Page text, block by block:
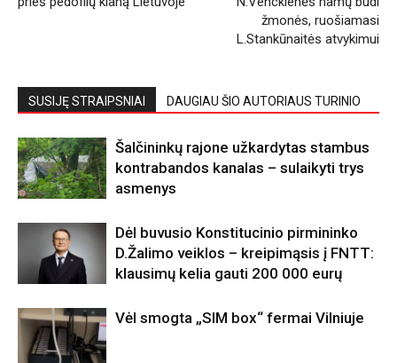
žmonės, ruošiamasi
L.Stankūnaitės atvykimui
SUSIJĘ STRAIPSNIAI DAUGIAU ŠIO AUTORIAUS TURINIO
Šalčininkų rajone užkardytas stambus
kontrabandos kanalas – sulaikyti trys
asmenys
Dėl buvusio Konstitucinio pirmininko
D.Žalimo veiklos – kreipimąsis į FNTT:
klausimų kelia gauti 200 000 eurų
Vėl smogta „SIM box“ fermai Vilniuje